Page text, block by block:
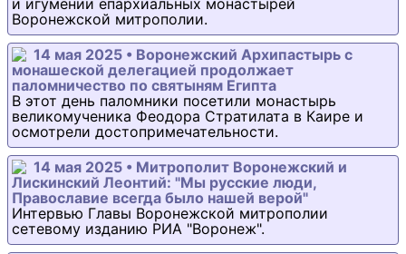
и игумении епархиальных монастырей
Воронежской митрополии.
14 мая 2025 • Воронежский Архипастырь с
монашеской делегацией продолжает
паломничество по святыням Египта
В этот день паломники посетили монастырь
великомученика Феодора Стратилата в Каире и
осмотрели достопримечательности.
14 мая 2025 • Митрополит Воронежский и
Лискинский Леонтий: "Мы русские люди,
Православие всегда было нашей верой"
Интервью Главы Воронежской митрополии
сетевому изданию РИА "Воронеж".